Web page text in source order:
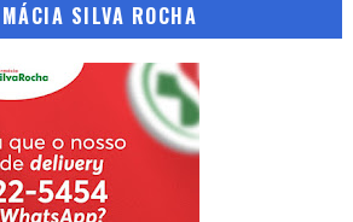
SILVA ROCHA